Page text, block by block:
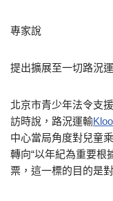
專家說
提出擴展至一切路況
北京市青少年法令支
訪時說，路況運輸
中心當局角度對兒童
轉向“以年紀為重要根
票，這一標的目的是